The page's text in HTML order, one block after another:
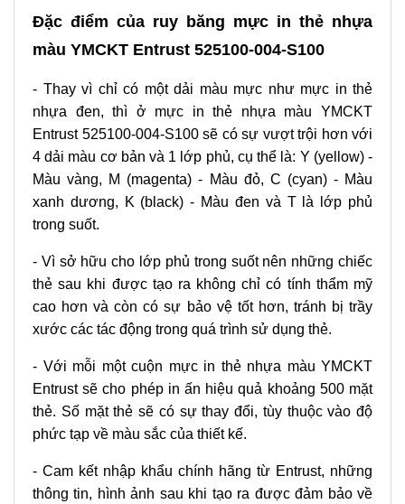
Đặc điểm của ruy băng mực in thẻ nhựa
màu YMCKT Entrust 525100-004-S100
- Thay vì chỉ có một dải màu mực như mực in thẻ
nhựa đen, thì ở mực in thẻ nhựa màu YMCKT
Entrust 525100-004-S100 sẽ có sự vượt trội hơn với
4 dải màu cơ bản và 1 lớp phủ, cụ thể là: Y (yellow) -
Màu vàng, M (magenta) - Màu đỏ, C (cyan) - Màu
xanh dương, K (black)- Màu đen và T là lớp phủ
trong suốt.
- Vì sở hữu cho lớp phủ trong suốt nên những chiếc
thẻ sau khi được tạo ra không chỉ có tính thẩm mỹ
cao hơn và còn có sự bảo vệ tốt hơn, tránh bị trầy
xước các tác động trong quá trình sử dụng thẻ.
- Với mỗi một cuộn mực in thẻ nhựa màu YMCKT
Entrust sẽ cho phép in ấn hiệu quả khoảng 500 mặt
thẻ. Số mặt thẻ sẽ có sự thay đổi, tùy thuộc vào độ
phức tạp về màu sắc của thiết kế.
- Cam kết nhập khẩu chính hãng từ Entrust, những
thông tin, hình ảnh sau khi tạo ra được đảm bảo về